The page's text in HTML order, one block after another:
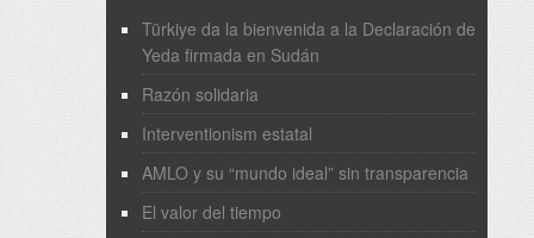
Türkiye da la bienvenida a la Declaración de
Yeda firmada en Sudán
Razón solidaria
Interventionism estatal
AMLO y su “mundo ideal” sin transparencia
El valor del tiempo